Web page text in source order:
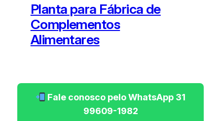
Planta para Fábrica de
Complementos
Alimentares
Fale conosco pelo WhatsApp 31
99609-1982